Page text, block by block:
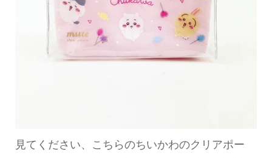
見てください、こちらのちいかわのクリアポー